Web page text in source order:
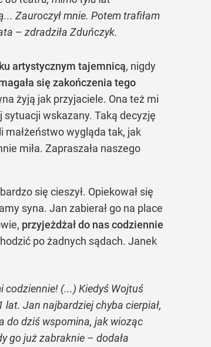
Zauroczył mnie. Potem trafiłam
– zdradziła Zduńczyk.
artystycznym tajemnicą, nigdy
się zakończenia tego
żyją jak przyjaciele. Ona też mi
sytuacji wskazany. Taką decyzję
małżeństwo wygląda tak, jak
miła. Zapraszała naszego
się cieszył. Opiekował się
syna. Jan zabierał go na place
przyjeżdżał do nas codziennie
po żadnych sądach. Janek
codziennie! (...) Kiedyś Wojtuś
lat. Jan najbardziej chyba cierpiał,
do dziś wspomina, jak wioząc
go już zabraknie – dodała